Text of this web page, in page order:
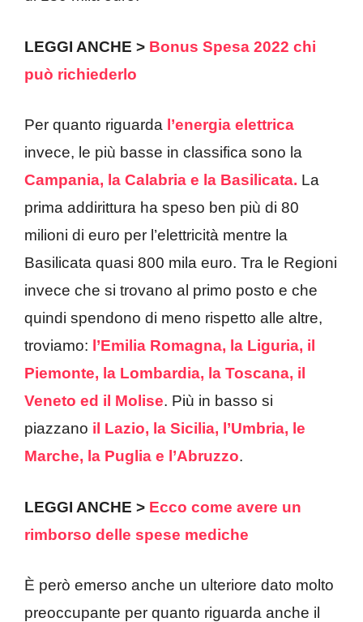
LEGGI ANCHE > Bonus Spesa 2022 chi
può richiederlo
Per quanto riguarda l’energia elettrica
invece, le più basse in classifica sono la
Campania, la Calabria e la Basilicata. La
prima addirittura ha speso ben più di 80
milioni di euro per l’elettricità mentre la
Basilicata quasi 800 mila euro. Tra le Regioni
invece che si trovano al primo posto e che
quindi spendono di meno rispetto alle altre,
troviamo: l’Emilia Romagna, la Liguria, il
Piemonte, la Lombardia, la Toscana, il
Veneto ed il Molise. Più in basso si
piazzano il Lazio, la Sicilia, l’Umbria, le
Marche, la Puglia e l’Abruzzo.
LEGGI ANCHE > Ecco come avere un
rimborso delle spese mediche
È però emerso anche un ulteriore dato molto
preoccupante per quanto riguarda anche il